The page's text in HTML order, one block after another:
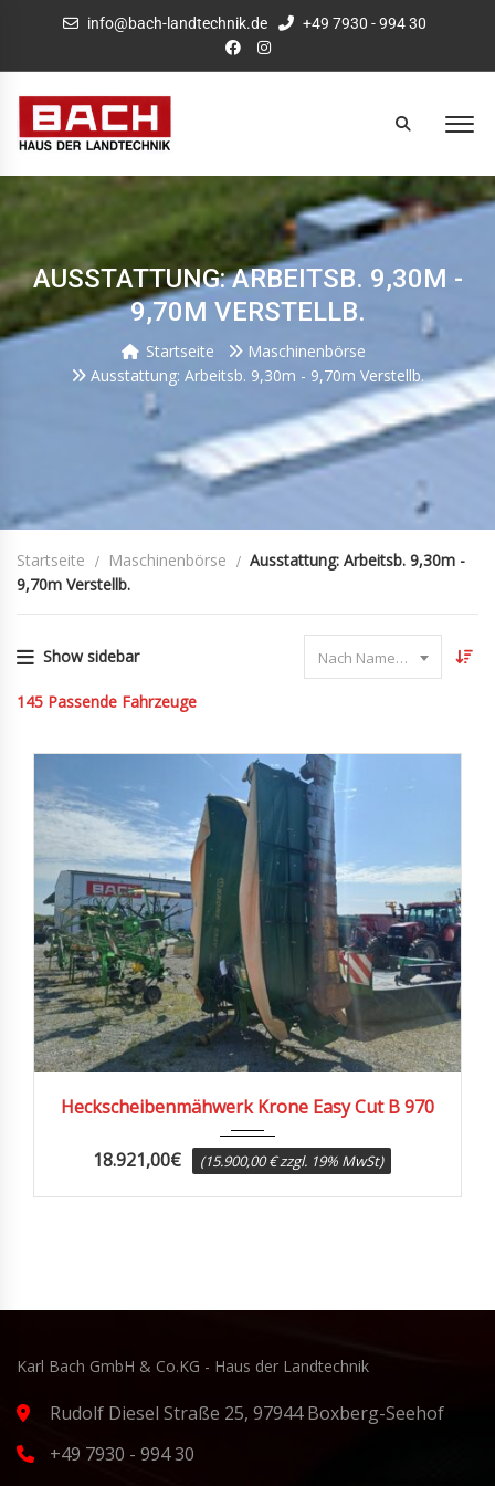
info@bach-landtechnik.de +49 7930 - 994 30
AUSSTATTUNG: ARBEITSB. 9,30M -
9,70M VERSTELLB.
Startseite
Maschinenbörse
Ausstattung: Arbeitsb. 9,30m - 9,70m Verstellb.
Startseite Maschinenbörse
Ausstattung: Arbeitsb. 9,30m -
9,70m Verstellb.
Show sidebar Nach Name sortieren
145 Passende Fahrzeuge
Heckscheibenmähwerk Krone Easy Cut B 970
18.921,00€ (15.900,00 € zzgl. 19% MwSt)
Karl Bach GmbH & Co.KG - Haus der Landtechnik
Rudolf Diesel Straße 25, 97944 Boxberg-Seehof
+49 7930 - 994 30